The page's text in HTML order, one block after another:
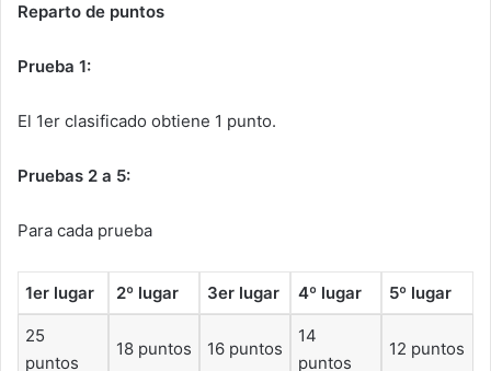
Reparto de puntos
Prueba 1:
El 1er clasificado obtiene 1 punto.
Pruebas 2 a 5:
Para cada prueba
1er lugar 2º lugar 3er lugar 4º lugar 5º lugar
25
puntos
18 puntos 16 puntos
14
puntos
12 puntos